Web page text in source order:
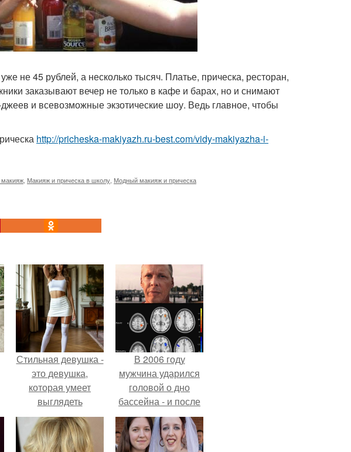
не 45 рублей, а несколько тысяч. Платье, прическа, ресторан,
заказывают вечер не только в кафе и барах, но и снимают
и всевозможные экзотические шоу. Ведь главное, чтобы
http://pricheska-makiyazh.ru-best.com/vidy-makiyazha-i-
макияж Макияж и прическа в школу Модный макияж и прическа
Стильная девушка -
это девушка,
которая умеет
выглядеть
привлекательно и
элегантно в любои
ситуации.
В 2006 году
мужчина ударился
головой о дно
бассейна - и после
этого его жизнь
изменилась самым
странным образом.